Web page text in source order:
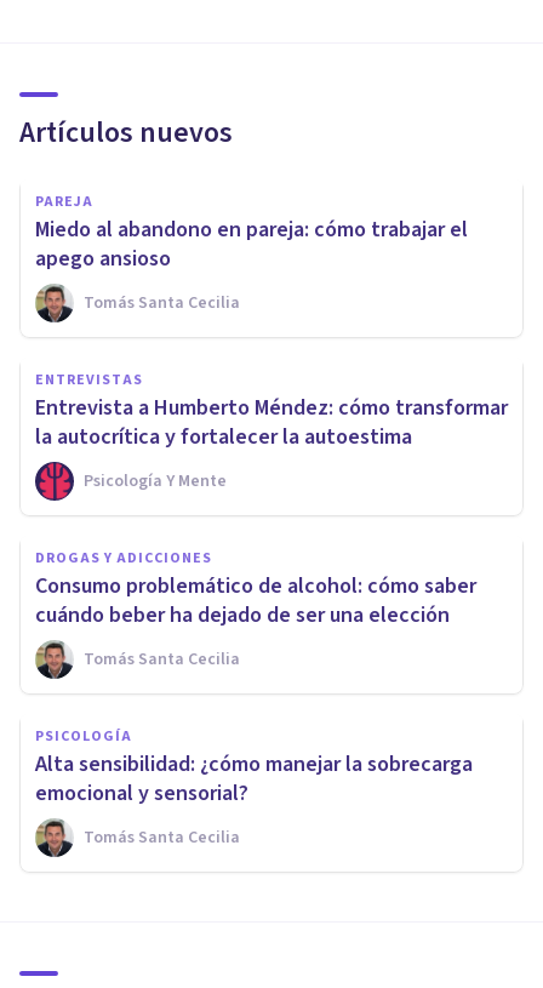
Artículos nuevos
PAREJA
Miedo al abandono en pareja: cómo trabajar el
apego ansioso
Tomás Santa Cecilia
ENTREVISTAS
Entrevista a Humberto Méndez: cómo transformar
la autocrítica y fortalecer la autoestima
Psicología Y Mente
DROGAS Y ADICCIONES
Consumo problemático de alcohol: cómo saber
cuándo beber ha dejado de ser una elección
Tomás Santa Cecilia
PSICOLOGÍA
Alta sensibilidad: ¿cómo manejar la sobrecarga
emocional y sensorial?
Tomás Santa Cecilia